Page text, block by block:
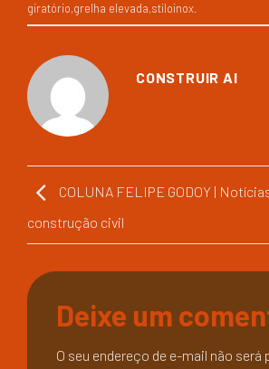
giratório,grelha elevada,stiloinox
CONSTRUIR AI
COLUNA FELIPE GODOY |
construção civil
Deixe um
O seu endereço de e-mail não será